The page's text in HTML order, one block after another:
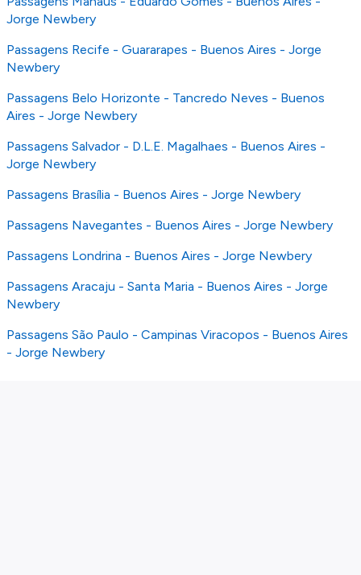
Jorge Newbery
Passagens Recife - Guararapes - Buenos Aires - Jorge
Newbery
Passagens Belo Horizonte - Tancredo Neves - Buenos
Aires - Jorge Newbery
Passagens Salvador - D.L.E. Magalhaes - Buenos Aires -
Jorge Newbery
Passagens Brasília - Buenos Aires - Jorge Newbery
Passagens Navegantes - Buenos Aires - Jorge Newbery
Passagens Londrina - Buenos Aires - Jorge Newbery
Passagens Aracaju - Santa Maria - Buenos Aires - Jorge
Newbery
Passagens São Paulo - Campinas Viracopos - Buenos Aires
- Jorge Newbery